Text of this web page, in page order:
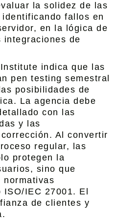
la solidez de las
fallos en
en la lógica de
integraciones de
indica que las
pen testing semestral
posibilidades de
La agencia debe
con las
y las
Al convertir
regular, las
protegen la
sino que
normativas
IEC 27001. El
de clientes y